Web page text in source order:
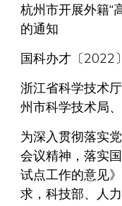
杭州市开展外籍“
的通知
国科办才〔2022
浙江省科学技术
州市科学技术局
为深入贯彻落实
会议精神，落实
试点工作的意见
求，科技部、人